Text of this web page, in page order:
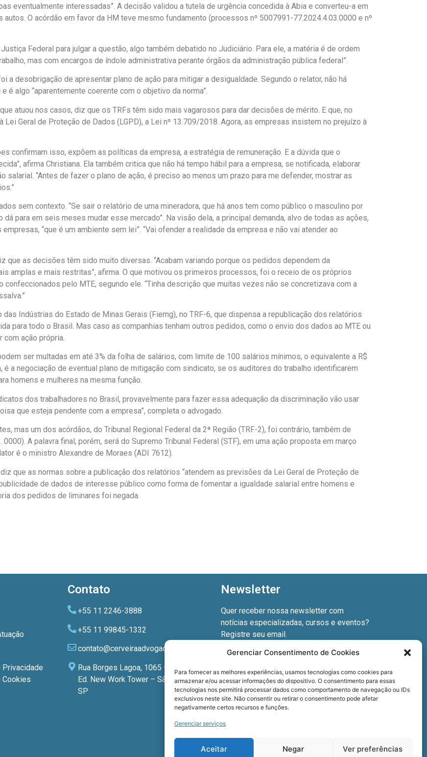
Gerenciar Consentimento de Cookies
Para fornecer as melhores experiências, usamos tecnologias como cookies para
armazenar e/ou acessar informações do dispositivo. O consentimento para essas
tecnologias nos permitirá processar dados como comportamento de navegação ou IDs
exclusivos neste site. Não consentir ou retirar o consentimento pode afetar
negativamente certos recursos e funções.
Gerenciar serviços
Aceitar Negar Ver preferências
eventualmente interessadas”. A decisão validou a tutela de urgência concedida à Abia e converteu-a em
O acórdão em favor da HM teve mesmo fundamento (processos nº 5007991-77.2024.4.03.0000 e nº
Federal para julgar a questão, algo também debatido no Judiciário. Para ele, a matéria é de ordem
mas com encargos de índole administrativa perante órgãos da administração pública federal”.
a desobrigação de apresentar plano de ação para mitigar a desigualdade. Segundo o relator, não há
algo “aparentemente coerente com o objetivo da norma”.
atuou nos casos, diz que os TRFs têm sido mais vagarosos para dar decisões de mérito. E que, no
Geral de Proteção de Dados (LGPD), a Lei nº 13.709/2018. Agora, as empresas insistem no prejuízo à
confirmam isso, expõem as políticas da empresa, a estratégia de remuneração. E a dúvida que o
afirma Christiana. Ela também critica que não há tempo hábil para a empresa, se notificada, elaborar
salarial. “Antes de fazer o plano de ação, é preciso ao menos um prazo para me defender, mostrar as
sem contexto. “Se sair o relatório de uma mineradora, que há anos tem como público o masculino por
para em seis meses mudar esse mercado”. Na visão dela, a principal demanda, alvo de todas as ações,
“que é um ambiente sem lei”. “Vai ofender a realidade da empresa e não vai atender ao
que as decisões têm sido muito diversas. “Acabam variando porque os pedidos dependem da
amplas e mais restritas”, afirma. O que motivou os primeiros processos, foi o receio de os próprios
pelo MTE, segundo ele. “Tinha descrição que muitas vezes não se concretizava com a
Indústrias do Estado de Minas Gerais (Fiemg), no TRF-6, que dispensa a republicação dos relatórios
para todo o Brasil. Mas caso as companhias tenham outros pedidos, como o envio dos dados ao MTE ou
com ação própria.
ser multadas em até 3% da folha de salários, com limite de 100 salários mínimos, o equivalente a R$
a negociação de eventual plano de mitigação com sindicato, se os auditores do trabalho identificarem
homens e mulheres na mesma função.
dos trabalhadores no Brasil, provavelmente para fazer essa adequação da discriminação vão usar
que esteja pendente com a empresa”, completa o advogado.
mas um dos acórdãos, do Tribunal Regional Federal da 2ª Região (TRF-2), foi contrário, também de
A palavra final, porém, será do Supremo Tribunal Federal (STF), em uma ação proposta em março
é o ministro Alexandre de Moraes (ADI 7612).
diz que as normas sobre a publicação dos relatórios “atendem as previsões da Lei Geral de Proteção de
de dados de interesse público como forma de fomentar a igualdade salarial entre homens e
dos pedidos de liminares foi negada.
Privacidade
Cookies
Contato
+55 11 2246-3888
+55 11 99845-1332
contato@cerveiraadvogados.com.br
Rua Borges Lagoa, 1065 – 3º andar
Ed. New Work Tower – São Paulo –
SP
Newsletter
Quer receber nossa newsletter com
notícias especializadas, cursos e eventos?
Registre seu email.
Termos de usoe aPolítica de privacidade